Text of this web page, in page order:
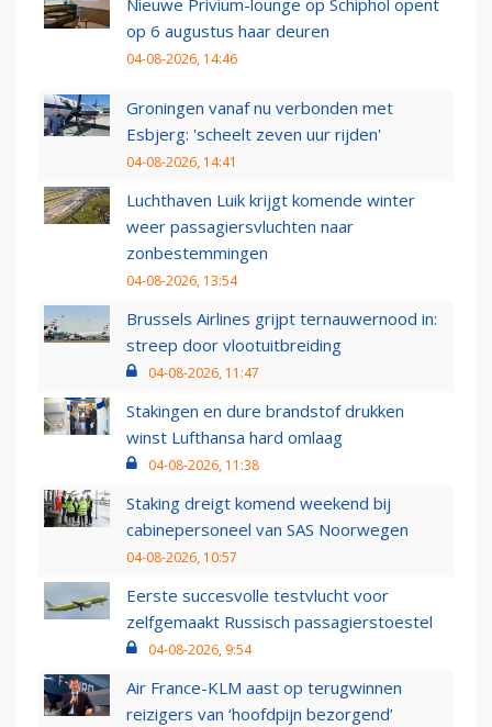
Nieuwe Privium-lounge op Schiphol opent
op 6 augustus haar deuren
04-08-2026, 14:46
Groningen vanaf nu verbonden met
Esbjerg: 'scheelt zeven uur rijden'
04-08-2026, 14:41
Luchthaven Luik krijgt komende winter
weer passagiersvluchten naar
zonbestemmingen
04-08-2026, 13:54
Brussels Airlines grijpt ternauwernood in:
streep door vlootuitbreiding
04-08-2026, 11:47
Stakingen en dure brandstof drukken
winst Lufthansa hard omlaag
04-08-2026, 11:38
Staking dreigt komend weekend bij
cabinepersoneel van SAS Noorwegen
04-08-2026, 10:57
Eerste succesvolle testvlucht voor
zelfgemaakt Russisch passagierstoestel
04-08-2026, 9:54
Air France-KLM aast op terugwinnen
reizigers van ‘hoofdpijn bezorgend’